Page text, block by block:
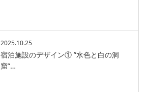
2025.10.25
宿泊施設のデザイン① ”水色と白の洞
窟”…